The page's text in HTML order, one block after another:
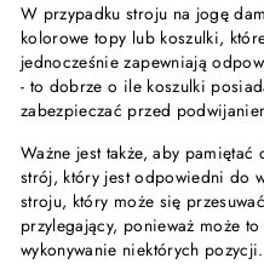
W przypadku stroju na jogę
kolorowe topy lub koszulki,
jednocześnie zapewniają
- to dobrze o ile koszulki
zabezpieczać przed
Ważne jest także, aby
strój, który jest odpowiedni do
stroju, który może się
przylegający, ponieważ może
wykonywanie niektórych pozycji.